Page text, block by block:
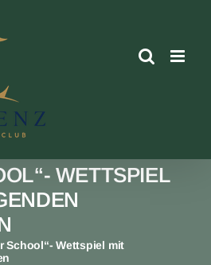
WETTSPIEL
School“- Wettspiel mit